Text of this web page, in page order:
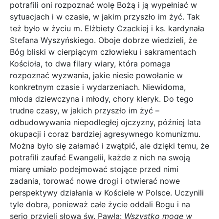
potrafili oni rozpoznać wolę Bożą i ją wypełniać w
sytuacjach i w czasie, w jakim przyszło im żyć. Tak
też było w życiu m. Elżbiety Czackiej i ks. kardynała
Stefana Wyszyńskiego. Oboje dobrze wiedzieli, że
Bóg bliski w cierpiącym człowieku i sakramentach
Kościoła, to dwa filary wiary, która pomaga
rozpoznać wyzwania, jakie niesie powołanie w
konkretnym czasie i wydarzeniach. Niewidoma,
młoda dziewczyna i młody, chory kleryk. Do tego
trudne czasy, w jakich przyszło im żyć –
odbudowywania niepodległej ojczyzny, później lata
okupacji i coraz bardziej agresywnego komunizmu.
Można było się załamać i zwątpić, ale dzięki temu, że
potrafili zaufać Ewangelii, każde z nich na swoją
miarę umiało podejmować stojące przed nimi
zadania, torować nowe drogi i otwierać nowe
perspektywy działania w Kościele w Polsce. Uczynili
tyle dobra, ponieważ całe życie oddali Bogu i na
serio przyjęli słowa św. Pawła: Wszystko mogę w